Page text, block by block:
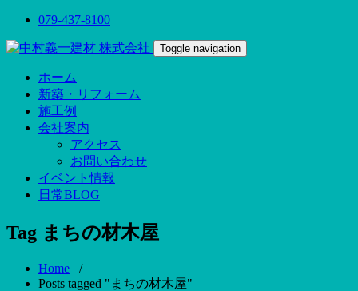
079-437-8100
Toggle navigation
ホーム
新築・リフォーム
施工例
会社案内
アクセス
お問い合わせ
イベント情報
日常BLOG
Tag まちの材木屋
Home /
Posts tagged "まちの材木屋"